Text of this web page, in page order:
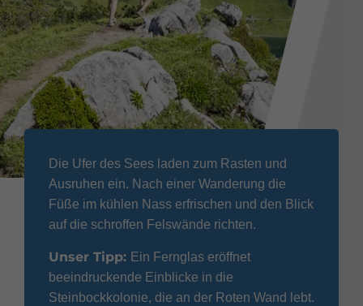
Die Ufer des Sees laden zum Rasten und
Ausruhen ein. Nach einer Wanderung die
Füße im kühlen Nass erfrischen und den Blick
auf die schroffen Felswände richten.
Unser Tipp: Ein Fernglas eröffnet
beeindruckende Einblicke in die
Steinbockkolonie, die an der Roten Wand lebt.